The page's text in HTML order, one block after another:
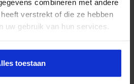
combineren met andere
verstrekt of die ze hebben
uw gebruik van hun services.
toestaan
wordt steeds vaker
door een veilig, digitaal alternatief.
je digitaal toetsen in jouw
toetsen Digitaal toetsen is een